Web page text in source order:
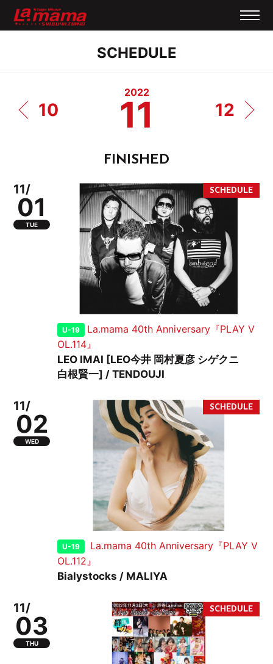
SCHEDULE
10
2022
11 12
FINISHED
11/
01
TUE
U-19
La.mama 40th Anniversary『PLAY V
OL.114』
LEO IMAI [LEO今井 岡村夏彦 シゲクニ
白根賢一] / TENDOUJI
11/
02
WED
U-19
La.mama 40th Anniversary『PLAY V
OL.112』
Bialystocks / MALIYA
11/
03
THU